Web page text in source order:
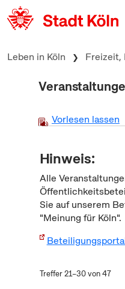
zum Inhalt springen
Leben in Köln Freizeit,
Vorlesen lassen
Hinweis:
Alle
Sie auf unserem
"Meinung für Köln".
Treffer 21–30 von 47